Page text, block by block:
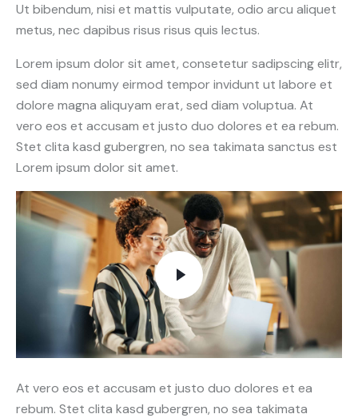
Ut bibendum, nisi et mattis vulputate, odio arcu aliquet
metus, nec dapibus risus risus quis lectus.
Lorem ipsum dolor sit amet, consetetur sadipscing elitr,
sed diam nonumy eirmod tempor invidunt ut labore et
dolore magna aliquyam erat, sed diam voluptua. At
vero eos et accusam et justo duo dolores et ea rebum.
Stet clita kasd gubergren, no sea takimata sanctus est
Lorem ipsum dolor sit amet.
At vero eos et accusam et justo duo dolores et ea
rebum. Stet clita kasd gubergren, no sea takimata